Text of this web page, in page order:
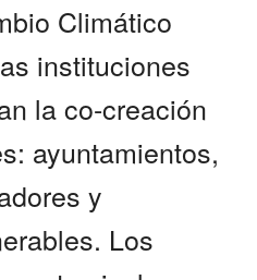
Climático
instituciones
la co-creación
ayuntamientos,
y
Los